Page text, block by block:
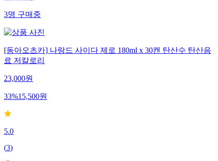
3명구매중
[동아오츠카] 나랑드 사이다 제로 180ml x 30캔 탄산수 탄산음
료 저칼로리
23,000원
33%15,500원
5.0
(3)